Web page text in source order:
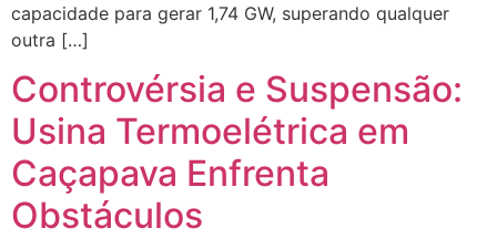
capacidade para gerar 1,74 GW, superando qualquer
outra […]
Controvérsia e Suspensão:
Usina Termoelétrica em
Caçapava Enfrenta
Obstáculos